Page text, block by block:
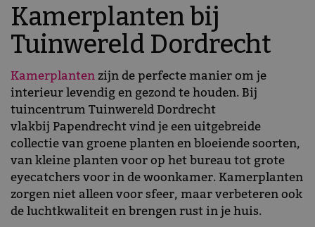
Kamerplanten bij
Tuinwereld Dordrecht
Kamerplantenzijn de perfecte manier om je
interieur levendig en gezond te houden. Bij
tuincentrum Tuinwereld Dordrecht
vlakbij Papendrecht vind je een uitgebreide
collectie van groene planten en bloeiende soorten,
van kleine planten voor op het bureau tot grote
eyecatchers voor in de woonkamer. Kamerplanten
zorgen niet alleen voor sfeer, maar verbeteren ook
de luchtkwaliteit en brengen rust in je huis.